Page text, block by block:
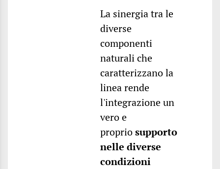
La sinergia tra le
diverse
componenti
naturali che
caratterizzano la
linea rende
l'integrazione un
vero e
propriosupporto
nelle diverse
condizioni